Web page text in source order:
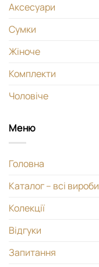
Аксесуари
Сумки
Жіноче
Комплекти
Чоловіче
Меню
Головна
Каталог – всі вироби
Колекції
Відгуки
Запитання